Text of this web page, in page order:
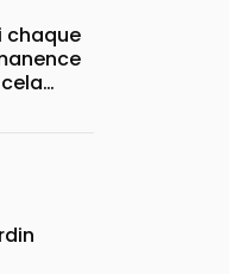
chaque